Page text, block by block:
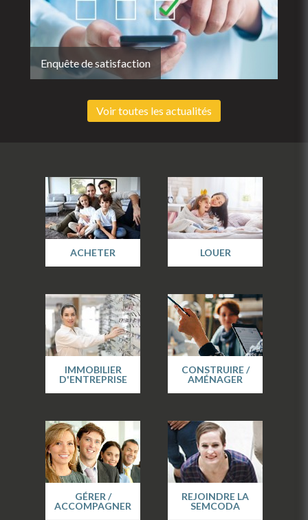
Enquête de satisfaction
Voir toutes les actualités
ACHETER LOUER
IMMOBILIER
D'ENTREPRISE
CONSTRUIRE /
AMÉNAGER
GÉRER /
ACCOMPAGNER
REJOINDRE LA
SEMCODA